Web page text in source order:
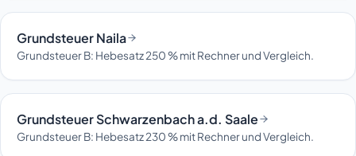
Grundsteuer Naila
Grundsteuer B: Hebesatz 250 % mit Rechner und Vergleich.
Grundsteuer Schwarzenbach a.d. Saale
Grundsteuer B: Hebesatz 230 % mit Rechner und Vergleich.